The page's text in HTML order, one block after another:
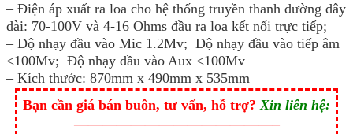
– Điện áp xuất ra loa cho hệ thống truyền thanh đường dây
dài: 70-100V và 4-16 Ohms đầu ra loa kết nối trực tiếp;
– Độ nhạy đầu vào Mic 1.2Mv; Độ nhạy đầu vào tiếp âm
<100Mv; Độ nhạy đầu vào Aux <100Mv
– Kích thước: 870mm x 490mm x 535mm
Bạn cần giá bán buôn, tư vấn, hỗ trợ?Xin liên hệ:
——————————————–